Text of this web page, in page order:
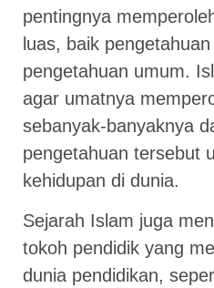
pentingnya
luas, baik
pengetahuan umum.
agar umatnya
sebanyak-banyaknya
pengetahuan tersebut
kehidupan di dunia.
Sejarah Islam juga
tokoh pendidik yang
dunia pendidikan,